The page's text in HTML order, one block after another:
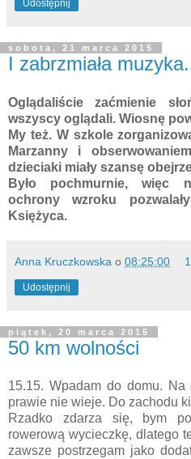
Udostępnij
sobota, 21 marca 2015
I zabrzmiała
Oglądaliście zaćmienie
wszyscy oglądali. Wiosnę
My też. W szkole
Marzanny i
dzieciaki miały szansę
Było pochmurnie, więc
ochrony wzroku
Księżyca.
Anna Kruczkowska o 08:25:00
Udostępnij
piątek, 20 marca 2015
50 km wolności
15.15. Wpadam do domu. Na
prawie nie wieje. Do zachodu
Rzadko zdarza się, bym
rowerową wycieczkę, dlatego
zawsze postrzegam jako